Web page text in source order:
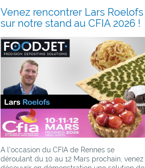
Venez rencontrer Lars Roelofs
sur notre stand au CFIA 2026 !
A l’occasion du CFIA de Rennes se
déroulant du 10 au 12 Mars prochain, venez